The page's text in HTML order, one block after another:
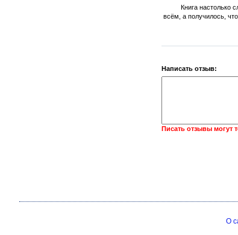
Книга настолько
всём, а получилось,
Написать отзыв:
Писать отзывы могут
О